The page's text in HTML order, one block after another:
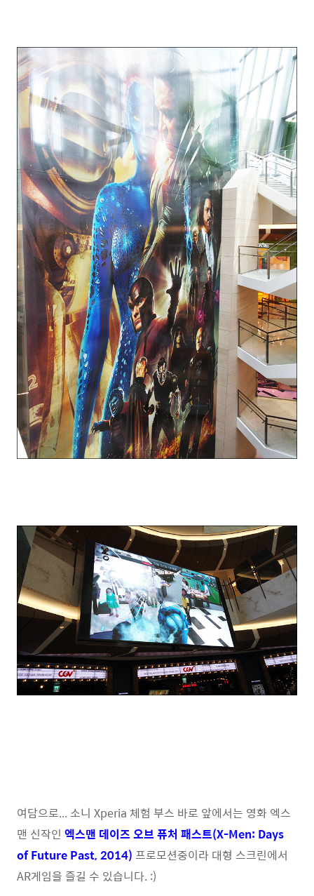
여담으로... 소니 Xperia 체험 부스 바로 앞에서는 영화 엑스
맨 신작인 엑스맨 데이즈 오브 퓨처 패스트(X-Men: Days
of Future Past, 2014) 프로모션중이라 대형 스크린에서
AR게임을 즐길 수 있습니다. :)